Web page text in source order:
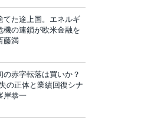
てた途上国。エネルギ
機の連鎖が欧米金融を
藤満
の赤字転落は買いか？
の正体と業績回復シナ
岸恭一